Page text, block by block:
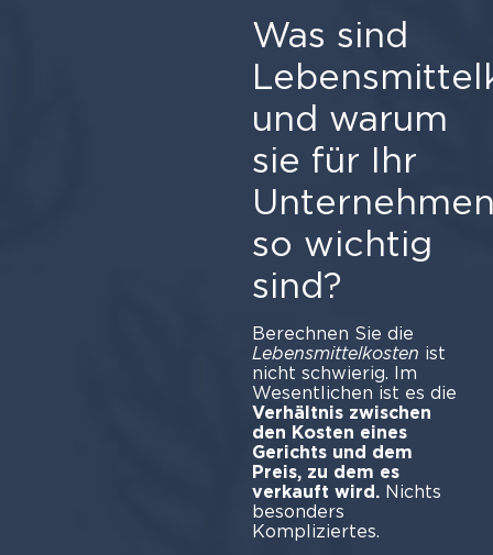
Was sind
und warum
sie für Ihr
so wichtig
sind?
Berechnen Sie die
Lebensmittelkosten ist
nicht schwierig. Im
Wesentlichen ist es die
Verhältnis zwischen
den Kosten eines
Gerichts und dem
Preis, zu dem es
verkauft wird.Nichts
besonders